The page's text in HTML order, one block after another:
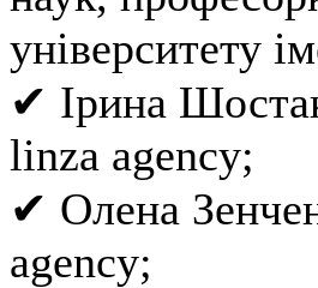
університету
✔ Ірина
linza agency;
✔ Олена
agency;